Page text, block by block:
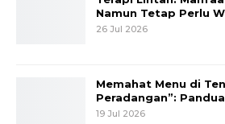
Namun Tetap Perlu
26 Jul 2026
Memahat Menu di
Peradangan”:
19 Jul 2026